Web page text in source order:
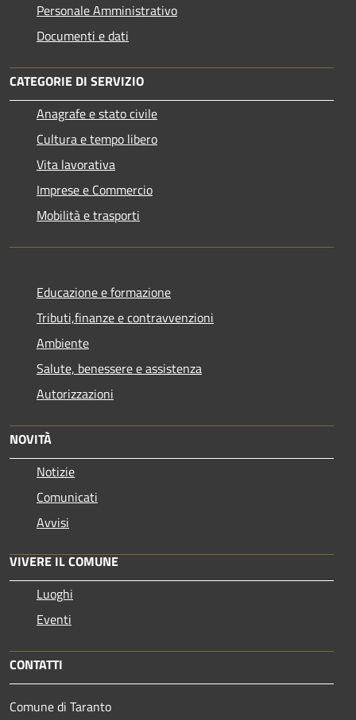
Personale Amministrativo
Documenti e dati
CATEGORIE DI SERVIZIO
Anagrafe e stato civile
Cultura e tempo libero
Vita lavorativa
Imprese e Commercio
Mobilità e trasporti
Educazione e formazione
Tributi,finanze e contravvenzioni
Ambiente
Salute, benessere e assistenza
Autorizzazioni
NOVITÀ
Notizie
Comunicati
Avvisi
VIVERE IL COMUNE
Luoghi
Eventi
CONTATTI
Comune di Taranto